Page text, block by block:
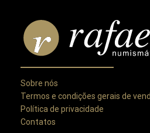
Este site utiliza cookies para
Sobre nós
Termos e condições gerais de
Política de privacidade
Contatos